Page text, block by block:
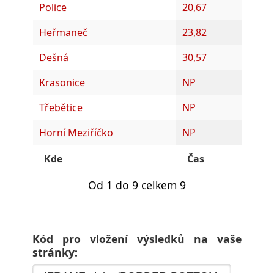
Police
20,67
Heřmaneč
23,82
Dešná
30,57
Krasonice
NP
Třebětice
NP
Horní Meziříčko
NP
Kde
Čas
Od 1 do 9 celkem 9
Kód pro vložení výsledků na vaše
stránky: